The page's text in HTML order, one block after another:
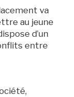
va
au jeune
d’un
entre